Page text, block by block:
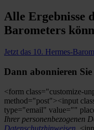
Alle Ergebnisse
Barometers
Jetzt das 10. Hermes-
Dann abonnieren Sie
<form class="customize-
method="post"><input
type="email" value=""
Ihrer personenbezogenen
Datenschutzhinweisen